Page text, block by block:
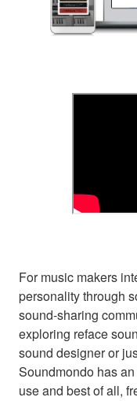
For music makers
personality through
sound-sharing
exploring reface
sound designer or
Soundmondo has
use and best of all,